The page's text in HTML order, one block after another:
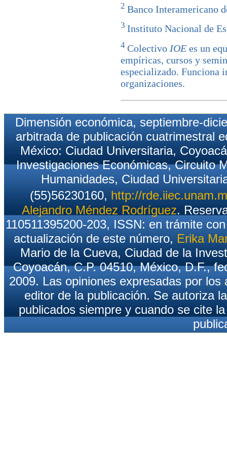
2 Banco Interamericano
3 Instituto Nacional de
4 Colectivo IOE es un
empíricas, cursos y
especializado. Funciona
organizaciones.
Dimensión económica, septiembre-
arbitrada de publicación cuatrimestral
México: Ciudad Universitaria,
Investigaciones Económicas, Circuito
Humanidades, Ciudad
(55)56230160, http://
Alejandro Méndez Rodríguez.
110511395200-203, ISSN: en trámite
actualización de este número, Erika
Mario de la Cueva, Ciudad de la
Coyoacán, C.P. 04510, México, D.F.,
2009. Las opiniones expresadas por
editor de la publicación. Se autoriza
publicados siempre y cuando se cite